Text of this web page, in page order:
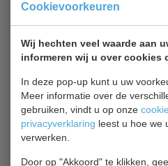
Cookievoorkeuren
Wij hechten veel waarde aan
informeren wij u over cookies
In deze pop-up kunt u uw
Meer informatie over de
gebruiken, vindt u op onze
privacyverklaring leest u hoe we
verwerken.
Door op "Akkoord" te klikken,
Is dit iets
€